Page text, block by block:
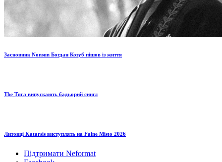
Засновник Nonsun Богдан Козуб пішов із життя
The Тяга випускають бадьорий сингл
Литовці Katarsis виступлять на Faine Misto 2026
Підтримати Neformat